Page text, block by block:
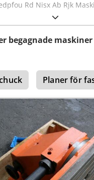
Rd Nisx Ab Rjk
0,5 x 1,0 x 0,49 m
maskinspänningsbord
Vertikal
4 stycken T-spår Ø 30 x 75
begagnade maskiner
Planer för